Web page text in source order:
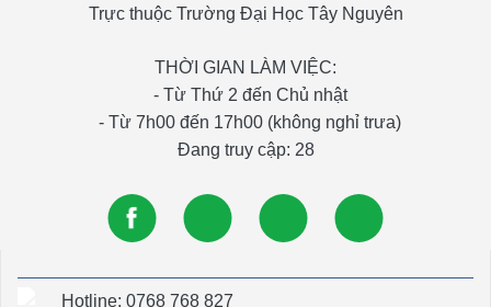
Trực thuộc Trường Đại Học Tây Nguyên
THỜI GIAN LÀM VIỆC:
- Từ Thứ 2 đến Chủ nhật
- Từ 7h00 đến 17h00 (không nghỉ trưa)
Đang truy cập: 28
Hotline: 0768 768 827